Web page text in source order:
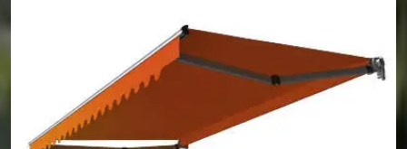
Zabudowa tarasu szkłem
Zwijane zadaszenie tarasu
Zabudowa tarasu stała
Pergole Segmentowe
Pergole Tarasowe